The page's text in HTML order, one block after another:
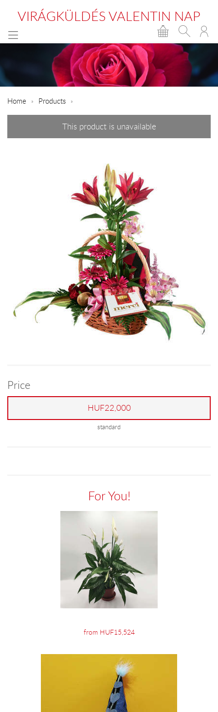
VIRÁGKÜLDÉS VALENTIN NAP
Home Products
This product is unavailable
Price
HUF22,000
standard
For You!
from HUF15,524